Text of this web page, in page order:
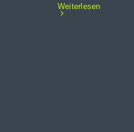
Weiterlesen